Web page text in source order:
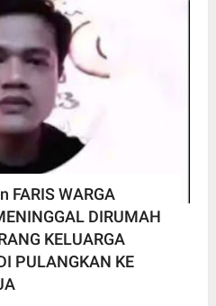
FARIS WARGA
DIRUMAH
KELUARGA
PULANGKAN KE